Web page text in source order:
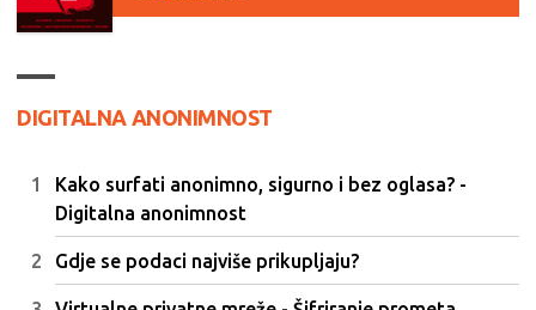
DIGITALNA ANONIMNOST
Kako surfati anonimno, sigurno i bez oglasa? -
Digitalna anonimnost
Gdje se podaci najviše prikupljaju?